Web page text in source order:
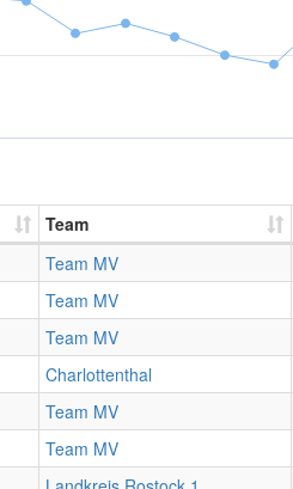
Team
Team MV
Team MV
Team MV
Charlottenthal
Team MV
Team MV